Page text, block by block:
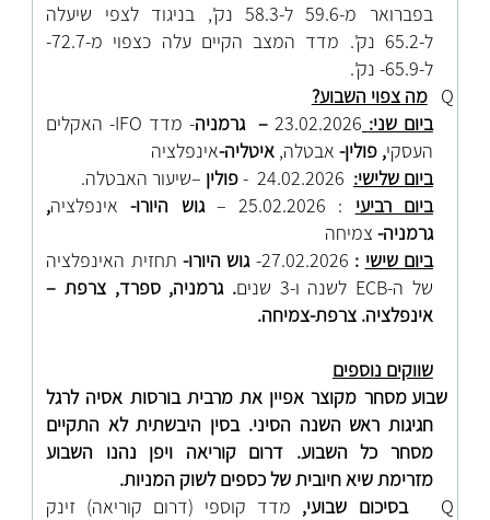
בפברואר מ-59.6 ל-58.3 נק', בניגוד לצפי שיעלה
ל-65.2 נק'. מדד המצב הקיים עלה כצפוי מ-72.7-
ל-65.9- נק'.
Q
מה צפוי השבוע?
ביום שני: 23.02.2026 – גרמניה- מדד IFO- האקלים
העסקי, פולין- אבטלה,איטליה-אינפלציה
ביום שלישי: 24.02.2026 - פולין –שיעור האבטלה.
ביום רביעי : 25.02.2026 – גוש היורו- אינפלציה,
גרמניה- צמיחה
ביום שישי : גוש היורו- תחזית האינפלציה
של ה-ECB לשנה ו-3 שנים
. גרמניה, ספרד, צרפת –
אינפלציה. צרפת-צמיחה.
שווקים נוספים
שבוע מסחר מקוצר אפיין את מרבית בורסות אסיהלרגל
חגיגות ראש השנה הסיני. בסין היבשתית לא התקיים
מסחר כל השבוע. דרום קוריאה ויפן נהנו השבוע
מזרימת שיא חיובית של כספים לשוק המניות.
Q
בסיכום שבועי, מדד קוספי (דרום קוריאה) זינק